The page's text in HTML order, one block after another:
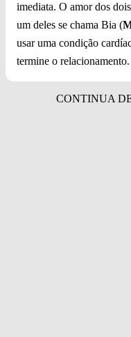
imediata. O amor dos
um deles se chama Bia (
usar uma condição
termine o relacionamento.